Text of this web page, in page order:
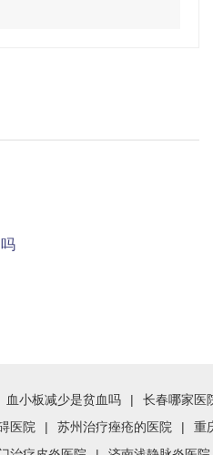
血小板减少是贫血吗 | 长春哪家医
医院 | 苏州治疗痤疮的医院 | 重